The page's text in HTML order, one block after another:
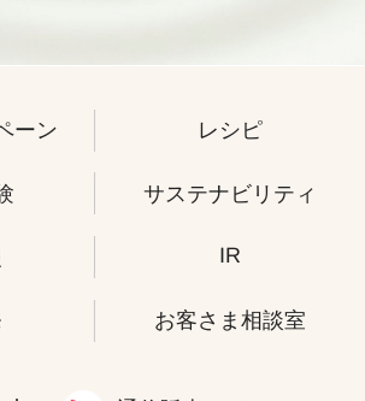
ーン レシピ
サステナビリティ
IR
お客さま相談室